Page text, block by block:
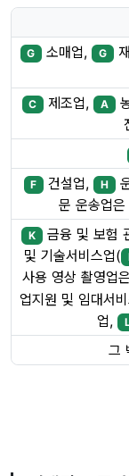
G 소매업, G
C 제조업, A
F 건설업, H
문 운송업
K 금융 및 보험
및 기술서비스업(
사용 영상 촬영업
업지원 및 임대서
업,
그